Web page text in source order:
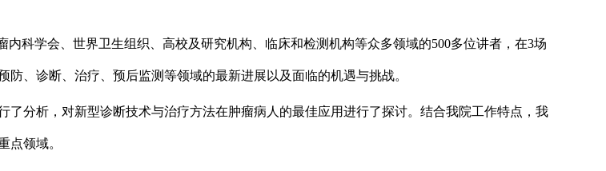
科学会、世界卫生组织、高校及研究机构、临床和检测机构等众多领域的500多位讲者，在3场
、诊断、治疗、预后监测等领域的最新进展以及面临的机遇与挑战。
分析，对新型诊断技术与治疗方法在肿瘤病人的最佳应用进行了探讨。结合我院工作特点，我
点领域。